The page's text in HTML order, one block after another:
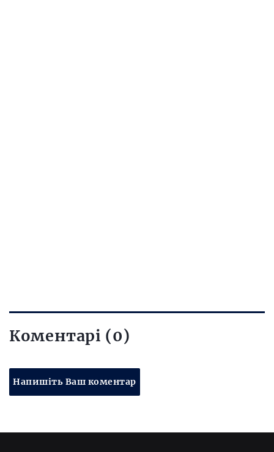
Коментарі (0)
Напишіть Ваш коментар